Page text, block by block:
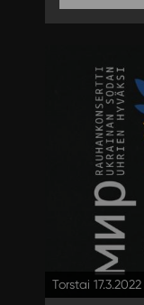
Torstai 17.3.2022